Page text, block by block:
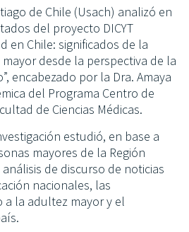
de Chile (Usach) analizó en
del proyecto DICYT
en Chile: significados de la
desde la perspectiva de la
encabezado por la Dra. Amaya
del Programa Centro de
de Ciencias Médicas.
estudió, en base a
mayores de la Región
de discurso de noticias
nacionales, las
a la adultez mayor y el